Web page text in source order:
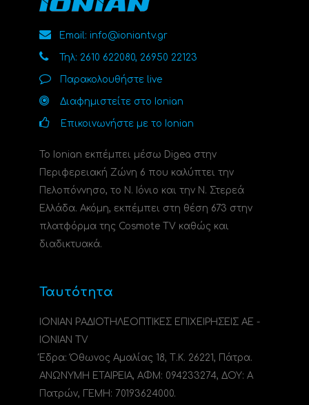
Email: info@ioniantv.gr
Τηλ: 2610 622080, 26950 22123
Παρακολουθήστε live
Διαφημιστείτε στο Ionian
Επικοινωνήστε με το Ionian
Το Ionian εκπέμπει μέσω Digea στην
Περιφερειακή Ζώνη 6 που καλύπτει την
Πελοπόννησο, το N. Ιόνιο και την Ν. Στερεά
Ελλάδα. Ακόμη, εκπέμπει στη θέση 673 στην
πλατφόρμα της Cosmote TV καθώς και
διαδικτυακά.
Ταυτότητα
ΙΟΝΙΑΝ ΡΑΔΙΟΤΗΛΕΟΠΤΙΚΕΣ ΕΠΙΧΕΙΡΗΣΕΙΣ ΑΕ -
IONIAN TV
Έδρα: Όθωνος Αμαλίας 18, Τ.Κ. 26221, Πάτρα.
ΑΝΩΝΥΜΗ ΕΤΑΙΡΕΙΑ, ΑΦΜ: 094233274, ΔΟΥ: A
Πατρών, ΓΕΜΗ: 70193624000.